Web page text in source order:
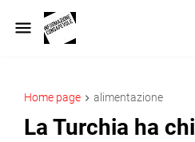
Home page alimentazione
La Turchia ha